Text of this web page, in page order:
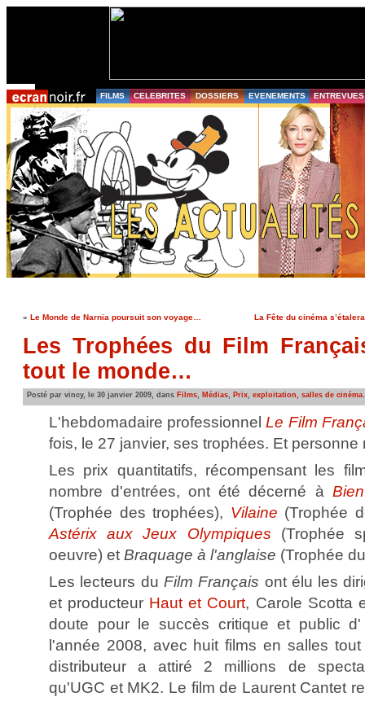
FILMS CELEBRITES DOSSIERS EVENEMENTS ENTREVUES
« Le Monde de Narnia poursuit son voyage… La Fête du cinéma
Les Trophées du Film
tout le monde…
Posté par vincy, le 30 janvier 2009, dans Films, Médias, Prix, exploitation, salles de cinéma.
L'hebdomadaire professionnelLe Film
fois, le 27 janvier, ses trophées. Et personne
Les prix quantitatifs, récompensant les
nombre d'entrées, ont été décerné à
(Trophée des trophées), Vilaine (Trophée
Astérix aux Jeux Olympiques (Trophée
oeuvre) et Braquage à l'anglaise (Trophée
Les lecteurs du Film Français ont élu les
et producteur Haut et Court, Carole Scotta
doute pour le succès critique et public
l'année 2008, avec huit films en salles
distributeur a attiré 2 millions de
qu'UGC et MK2. Le film de Laurent Cantet